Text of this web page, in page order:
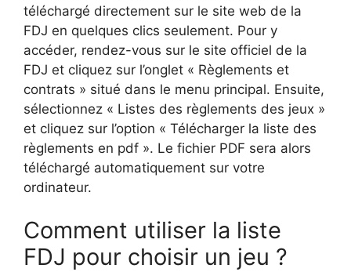
téléchargé directement sur le site web de la
FDJ en quelques clics seulement. Pour y
accéder, rendez-vous sur le site officiel de la
FDJ et cliquez sur l’onglet « Règlements et
contrats » situé dans le menu principal. Ensuite,
sélectionnez « Listes des règlements des jeux »
et cliquez sur l’option « Télécharger la liste des
règlements en pdf ». Le fichier PDF sera alors
téléchargé automatiquement sur votre
ordinateur.
Comment utiliser la liste
FDJ pour choisir un jeu ?